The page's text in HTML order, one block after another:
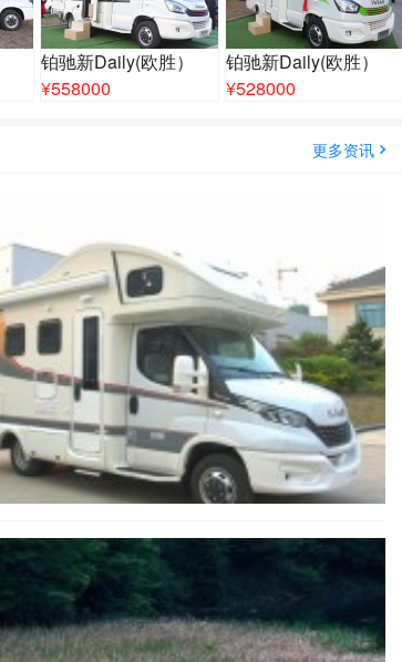
铂驰新Daily(欧胜）
¥558000
铂驰新Daily(欧胜）
¥528000
更多资讯